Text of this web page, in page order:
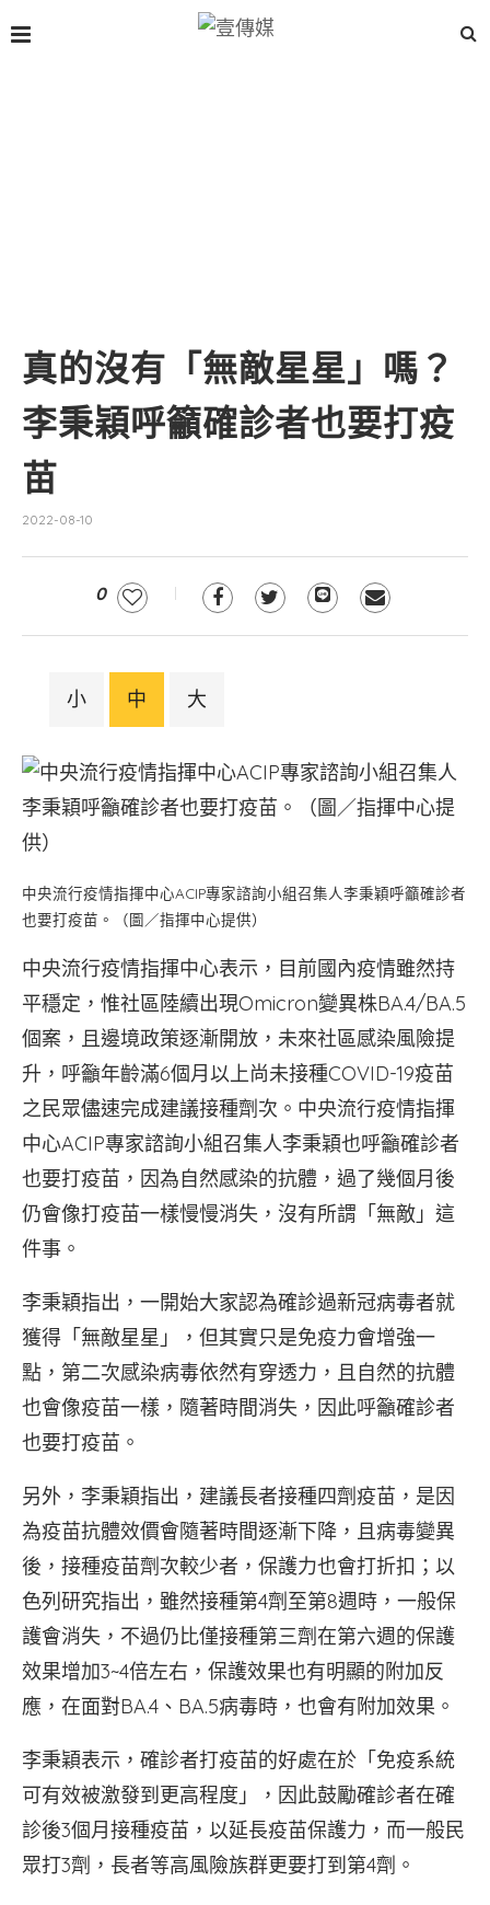
真的沒有「無敵星星」嗎？
李秉穎呼籲確診者也要打疫
苗
2022-08-10
0
小 中 大
中央流行疫情指揮中心ACIP專家諮詢小組召集人李秉穎呼籲確診者
也要打疫苗。（圖／指揮中心提供）
中央流行疫情指揮中心表示，目前國內疫情雖然持
平穩定，惟社區陸續出現Omicron變異株BA.4/BA.5
個案，且邊境政策逐漸開放，未來社區感染風險提
升，呼籲年齡滿6個月以上尚未接種COVID-19疫苗
之民眾儘速完成建議接種劑次。中央流行疫情指揮
中心ACIP專家諮詢小組召集人李秉穎也呼籲確診者
也要打疫苗，因為自然感染的抗體，過了幾個月後
仍會像打疫苗一樣慢慢消失，沒有所謂「無敵」這
件事。
李秉穎指出，一開始大家認為確診過新冠病毒者就
獲得「無敵星星」，但其實只是免疫力會增強一
點，第二次感染病毒依然有穿透力，且自然的抗體
也會像疫苗一樣，隨著時間消失，因此呼籲確診者
也要打疫苗。
另外，李秉穎指出，建議長者接種四劑疫苗，是因
為疫苗抗體效價會隨著時間逐漸下降，且病毒變異
後，接種疫苗劑次較少者，保護力也會打折扣；以
色列研究指出，雖然接種第4劑至第8週時，一般保
護會消失，不過仍比僅接種第三劑在第六週的保護
效果增加3~4倍左右，保護效果也有明顯的附加反
應，在面對BA.4、BA.5病毒時，也會有附加效果。
李秉穎表示，確診者打疫苗的好處在於「免疫系統
可有效被激發到更高程度」，因此鼓勵確診者在確
診後3個月接種疫苗，以延長疫苗保護力，而一般民
眾打3劑，長者等高風險族群更要打到第4劑。